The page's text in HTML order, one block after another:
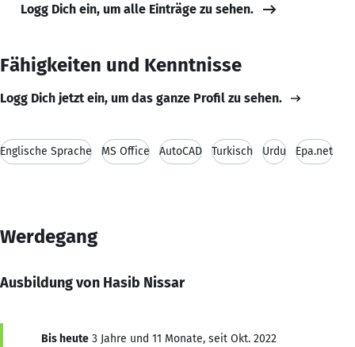
Logg Dich ein, um alle Einträge zu sehen.
Fähigkeiten und Kenntnisse
Logg Dich jetzt ein, um das ganze Profil zu sehen.
Englische Sprache MS Office AutoCAD Turkisch Urdu Epa.net
Werdegang
Ausbildung von Hasib Nissar
Bis heute 3 Jahre und 11 Monate, seit Okt. 2022